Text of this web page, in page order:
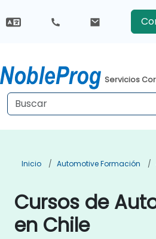
Servicios
Inicio Automotive Formación
Cursos de
en Chile